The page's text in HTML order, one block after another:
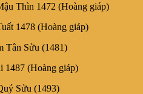
Thìn 1472 (Hoàng giáp)
1478 (Hoàng giáp)
Tân Sửu (1481)
1487 (Hoàng giáp)
Sửu (1493)